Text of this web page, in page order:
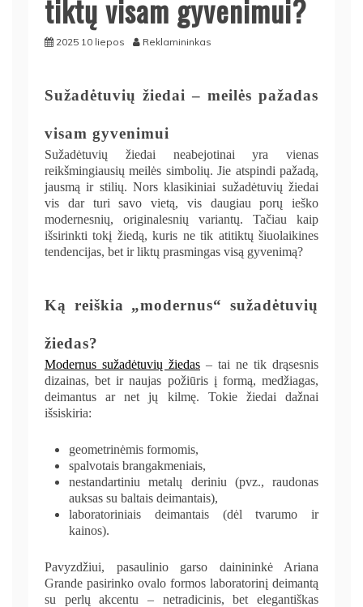
tiktų visam gyvenimui?
2025 10 liepos Reklamininkas
Sužadėtuvių žiedai – meilės pažadas
visam gyvenimui
Sužadėtuvių žiedai neabejotinai yra vienas
reikšmingiausių meilės simbolių. Jie atspindi pažadą,
jausmą ir stilių. Nors klasikiniai sužadėtuvių žiedai
vis dar turi savo vietą, vis daugiau porų ieško
modernesnių, originalesnių variantų. Tačiau kaip
išsirinkti tokį žiedą, kuris ne tik atitiktų šiuolaikines
tendencijas, bet ir liktų prasmingas visą gyvenimą?
Ką reiškia „modernus“ sužadėtuvių
žiedas?
Modernus sužadėtuvių žiedas – tai ne tik drąsesnis
dizainas, bet ir naujas požiūris į formą, medžiagas,
deimantus ar net jų kilmę. Tokie žiedai dažnai
išsiskiria:
geometrinėmis formomis,
spalvotais brangakmeniais,
nestandartiniu metalų deriniu (pvz., raudonas
auksas su baltais deimantais),
laboratoriniais deimantais (dėl tvarumo ir
kainos).
Pavyzdžiui, pasaulinio garso dainininkė Ariana
Grande pasirinko ovalo formos laboratorinį deimantą
su perlų akcentu – netradicinis, bet elegantiškas